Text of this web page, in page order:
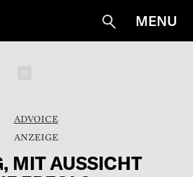
Suche
MENU
ADVOICE
MIT AUSSICHT